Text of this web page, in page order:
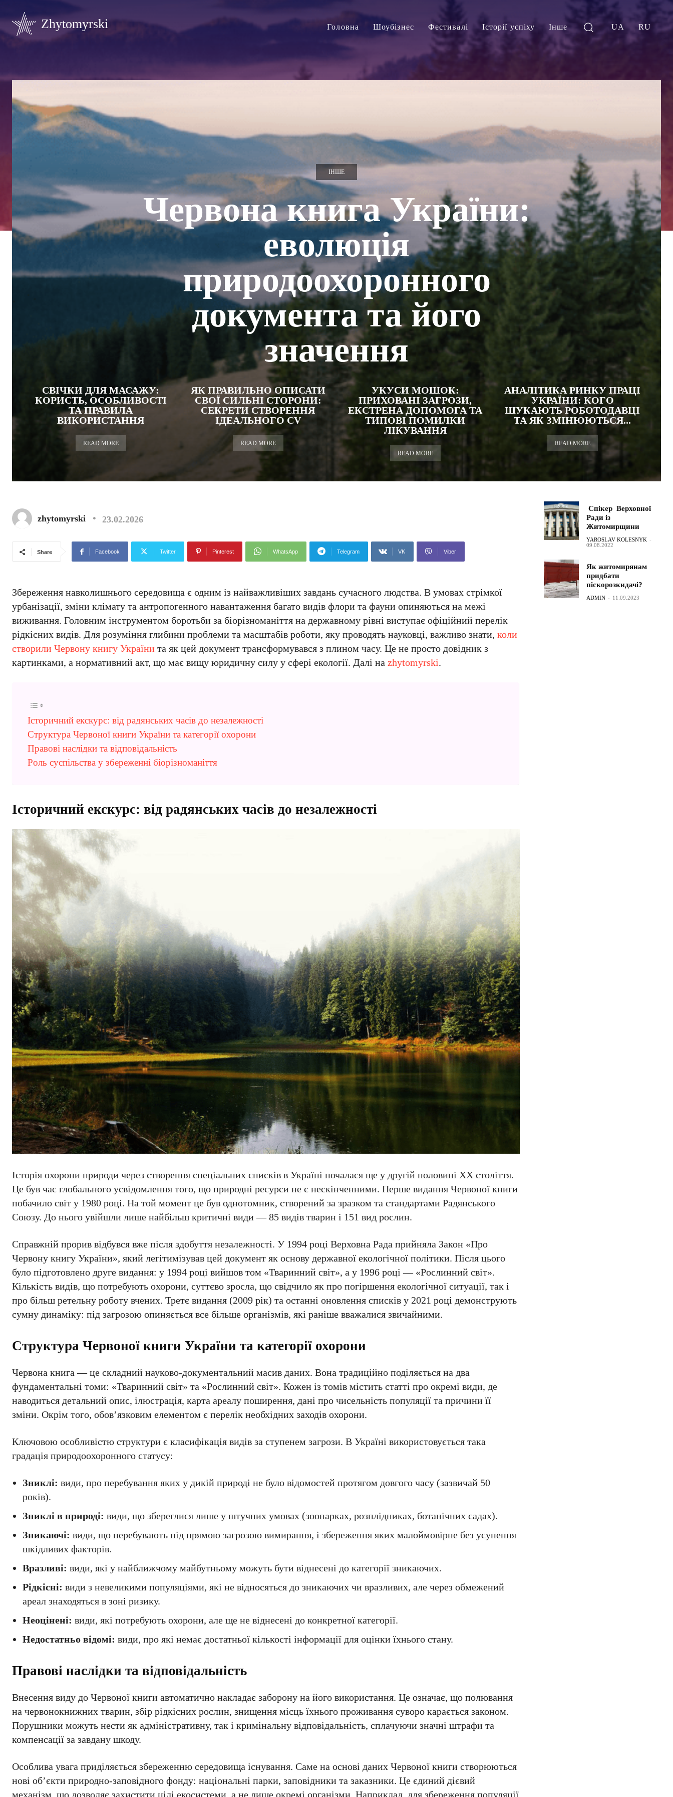
Zhytomyrski Головна Шоубізнес Фестивалі Історії успіху Інше UA RU
ІНШЕ
Червона книга України:
еволюція
природоохоронного
документа та його
значення
СВІЧКИ ДЛЯ МАСАЖУ:
КОРИСТЬ, ОСОБЛИВОСТІ
ТА ПРАВИЛА
ВИКОРИСТАННЯ
READ MORE
ЯК ПРАВИЛЬНО ОПИСАТИ
СВОЇ СИЛЬНІ СТОРОНИ:
СЕКРЕТИ СТВОРЕННЯ
ІДЕАЛЬНОГО CV
READ MORE
УКУСИ МОШОК:
ПРИХОВАНІ ЗАГРОЗИ,
ЕКСТРЕНА ДОПОМОГА ТА
ТИПОВІ ПОМИЛКИ
ЛІКУВАННЯ
READ MORE
АНАЛІТИКА РИНКУ ПРАЦІ
УКРАЇНИ: КОГО
ШУКАЮТЬ РОБОТОДАВЦІ
ТА ЯК ЗМІНЮЮТЬСЯ...
READ MORE
zhytomyrski 23.02.2026
Share Facebook Twitter Pinterest WhatsApp Telegram VK Viber
Збереження навколишнього середовища є одним із найважливіших завдань сучасного людства. В умовах стрімкої
урбанізації, зміни клімату та антропогенного навантаження багато видів флори та фауни опиняються на межі
виживання. Головним інструментом боротьби за біорізноманіття на державному рівні виступає офіційний перелік
рідкісних видів. Для розуміння глибини проблеми та масштабів роботи, яку проводять науковці, важливо знати, коли
створили Червону книгу України та як цей документ трансформувався з плином часу. Це не просто довідник з
картинками, а нормативний акт, що має вищу юридичну силу у сфері екології. Далі на zhytomyrski.
Історичний екскурс: від радянських часів до незалежності
Структура Червоної книги України та категорії охорони
Правові наслідки та відповідальність
Роль суспільства у збереженні біорізноманіття
Історичний екскурс: від радянських часів до незалежності
Історія охорони природи через створення спеціальних списків в Україні почалася ще у другій половині XX століття.
Це був час глобального усвідомлення того, що природні ресурси не є нескінченними. Перше видання Червоної книги
побачило світ у 1980 році. На той момент це був однотомник, створений за зразком та стандартами Радянського
Союзу. До нього увійшли лише найбільш критичні види — 85 видів тварин і 151 вид рослин.
Справжній прорив відбувся вже після здобуття незалежності. У 1994 році Верховна Рада прийняла Закон «Про
Червону книгу України», який легітимізував цей документ як основу державної екологічної політики. Після цього
було підготовлено друге видання: у 1994 році вийшов том «Тваринний світ», а у 1996 році — «Рослинний світ».
Кількість видів, що потребують охорони, суттєво зросла, що свідчило як про погіршення екологічної ситуації, так і
про більш ретельну роботу вчених. Третє видання (2009 рік) та останні оновлення списків у 2021 році демонструють
сумну динаміку: під загрозою опиняється все більше організмів, які раніше вважалися звичайними.
Структура Червоної книги України та категорії охорони
Червона книга — це складний науково-документальний масив даних. Вона традиційно поділяється на два
фундаментальні томи: «Тваринний світ» та «Рослинний світ». Кожен із томів містить статті про окремі види, де
наводиться детальний опис, ілюстрація, карта ареалу поширення, дані про чисельність популяції та причини її
зміни. Окрім того, обов’язковим елементом є перелік необхідних заходів охорони.
Ключовою особливістю структури є класифікація видів за ступенем загрози. В Україні використовується така
градація природоохоронного статусу:
Зниклі: види, про перебування яких у дикій природі не було відомостей протягом довгого часу (зазвичай 50
років).
Зниклі в природі: види, що збереглися лише у штучних умовах (зоопарках, розплідниках, ботанічних садах).
Зникаючі: види, що перебувають під прямою загрозою вимирання, і збереження яких малоймовірне без усунення
шкідливих факторів.
Вразливі: види, які у найближчому майбутньому можуть бути віднесені до категорії зникаючих.
Рідкісні: види з невеликими популяціями, які не відносяться до зникаючих чи вразливих, але через обмежений
ареал знаходяться в зоні ризику.
Неоцінені: види, які потребують охорони, але ще не віднесені до конкретної категорії.
Недостатньо відомі: види, про які немає достатньої кількості інформації для оцінки їхнього стану.
Правові наслідки та відповідальність
Внесення виду до Червоної книги автоматично накладає заборону на його використання. Це означає, що полювання
на червонокнижних тварин, збір рідкісних рослин, знищення місць їхнього проживання суворо карається законом.
Порушники можуть нести як адміністративну, так і кримінальну відповідальність, сплачуючи значні штрафи та
компенсації за завдану шкоду.
Особлива увага приділяється збереженню середовища існування. Саме на основі даних Червоної книги створюються
нові об’єкти природно-заповідного фонду: національні парки, заповідники та заказники. Це єдиний дієвий
механізм, що дозволяє захистити цілі екосистеми, а не лише окремі організми. Наприклад, для збереження популяції
Спікер Верховної
Ради із
Житомирщини
YAROSLAV KOLESNYK -
09.08.2022
Як житомирянам
придбати
піскорозкидачі?
ADMIN - 11.09.2023